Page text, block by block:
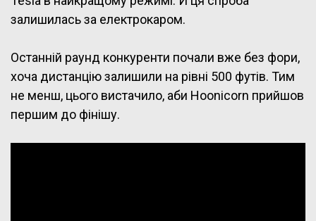
залишилась за електрокаром.
Останній раунд конкуренти почали вже без фори,
хоча дистанцію залишили на рівні 500 футів. Тим
не менш, цього вистачило, аби Hoonicorn прийшов
першим до фінішу.